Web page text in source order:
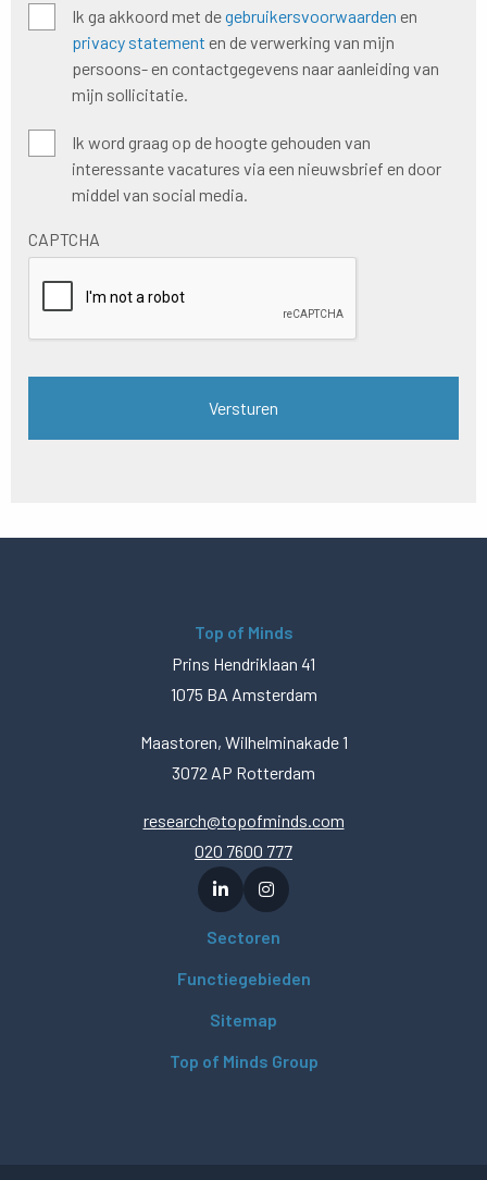
Algemene
voorwaarden
*
Ik ga akkoord met degebruikersvoorwaarden en
privacy statement en de verwerking van mijn
persoons- en contactgegevens naar aanleiding van
mijn sollicitatie.
Hoogte
houden
nieuwsbrief
Ik word graag op de hoogte gehouden van
interessante vacatures via een nieuwsbrief en door
middel van social media.
CAPTCHA
Top of Minds
Prins Hendriklaan 41
1075 BA Amsterdam
Maastoren, Wilhelminakade 1
3072 AP Rotterdam
research@topofminds.com
020 7600 777
Sectoren
Functiegebieden
Sitemap
Top of Minds Group